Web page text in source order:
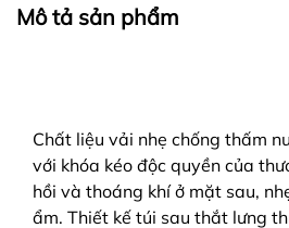
Mô tả sản phẩm
Chất liệu vải nhẹ chống thấm
với khóa kéo độc quyền của
hồi và thoáng khí ở mặt sau,
ẩm. Thiết kế túi sau thắt lưng